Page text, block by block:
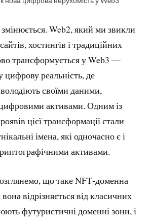
змінюється. Web2, який ми звикли
хостингів і традиційних
трансформується у Web3 —
цифрову реальність, де
володіють своїми даними,
активами. Одним із
цієї трансформації стали
імена, які одночасно є і
активами.
що таке NFT‑доменна
відрізняється від класичних
футуристичні доменні зони, і